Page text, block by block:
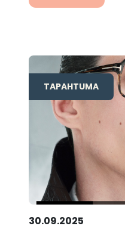
TAPAHTUMA
30.09.2025